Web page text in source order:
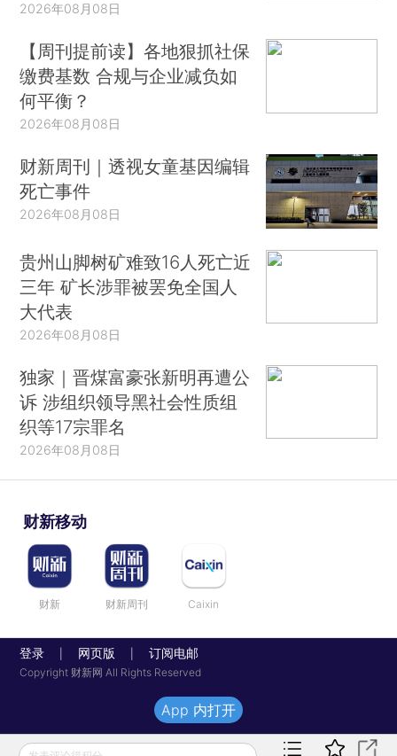
2026年08月08日
【周刊提前读】各地狠抓社保
缴费基数 合规与企业减负如
何平衡？
2026年08月08日
财新周刊｜透视女童基因编辑
死亡事件
2026年08月08日
贵州山脚树矿难致16人死亡近
三年 矿长涉罪被罢免全国人
大代表
2026年08月08日
独家｜晋煤富豪张新明再遭公
诉 涉组织领导黑社会性质组
织等17宗罪名
2026年08月08日
财新移动
财新 财新周刊 Caixin
登录 网页版 订阅电邮
Copyright 财新网 All Rights Reserved
App 内打开